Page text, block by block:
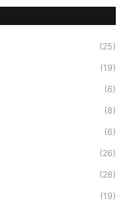
(25)
(19)
(6)
(8)
(6)
(26)
(28)
(19)